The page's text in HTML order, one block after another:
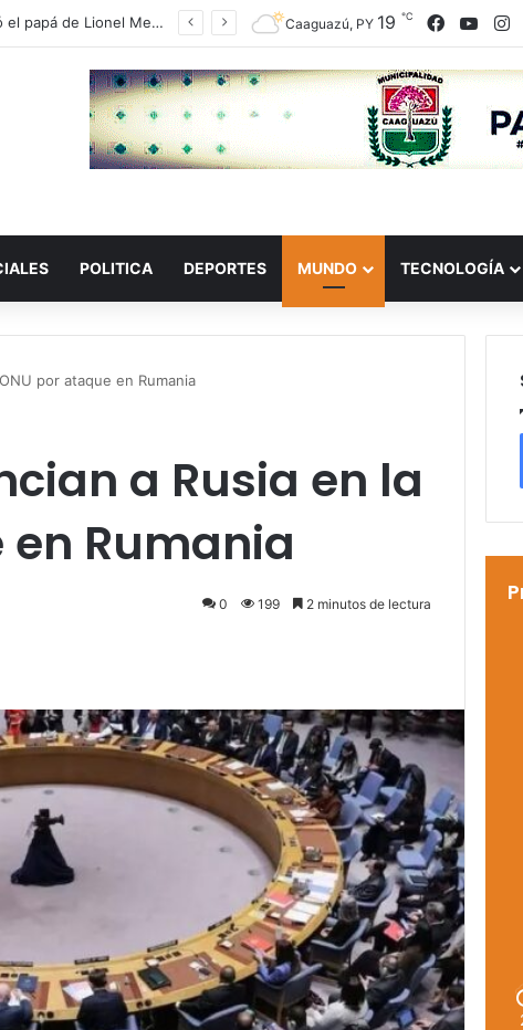
Velázquez y Arnaldo Samaniego ya se muestran con Camilo Pérez; solo faltan Abdo Benítez y Wiens Caaguazú, PY 19 ℃
POLITICA DEPORTES MUNDO TECNOLOGÍA
por ataque en Rumania
a Rusia en la
en Rumania
0 199 2 minutos de lectura